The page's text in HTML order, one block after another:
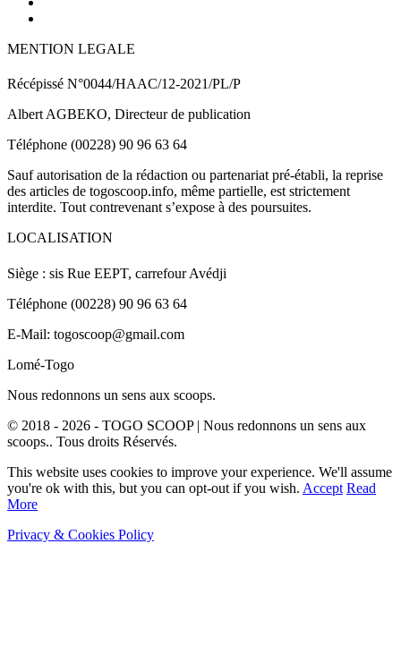
MENTION LEGALE
Récépissé N°0044/HAAC/12-2021/PL/P
Albert AGBEKO, Directeur de publication
Téléphone (00228) 90 96 63 64
Sauf autorisation de la rédaction ou partenariat pré-établi, la reprise
des articles de togoscoop.info, même partielle, est strictement
interdite. Tout contrevenant s’expose à des poursuites.
LOCALISATION
Siège : sis Rue EEPT, carrefour Avédji
Téléphone (00228) 90 96 63 64
E-Mail: togoscoop@gmail.com
Lomé-Togo
Nous redonnons un sens aux scoops.
© 2018 - 2026 - TOGO SCOOP | Nous redonnons un sens aux
scoops.. Tous droits Réservés.
This website uses cookies to improve your experience. We'll assume
you're ok with this, but you can opt-out if you wish. Accept Read
More
Privacy & Cookies Policy